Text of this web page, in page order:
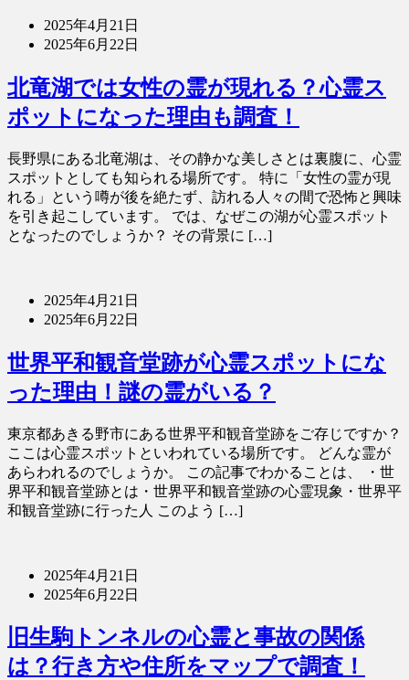
2025年4月21日
2025年6月22日
北竜湖では女性の霊が現れる？心霊ス
ポットになった理由も調査！
長野県にある北竜湖は、その静かな美しさとは裏腹に、心霊
スポットとしても知られる場所です。 特に「女性の霊が現
れる」という噂が後を絶たず、訪れる人々の間で恐怖と興味
を引き起こしています。 では、なぜこの湖が心霊スポット
となったのでしょうか？ その背景に […]
2025年4月21日
2025年6月22日
世界平和観音堂跡が心霊スポットにな
った理由！謎の霊がいる？
東京都あきる野市にある世界平和観音堂跡をご存じですか？
ここは心霊スポットといわれている場所です。 どんな霊が
あらわれるのでしょうか。 この記事でわかることは、 ・世
界平和観音堂跡とは・世界平和観音堂跡の心霊現象・世界平
和観音堂跡に行った人 このよう […]
2025年4月21日
2025年6月22日
旧生駒トンネルの心霊と事故の関係
は？行き方や住所をマップで調査！